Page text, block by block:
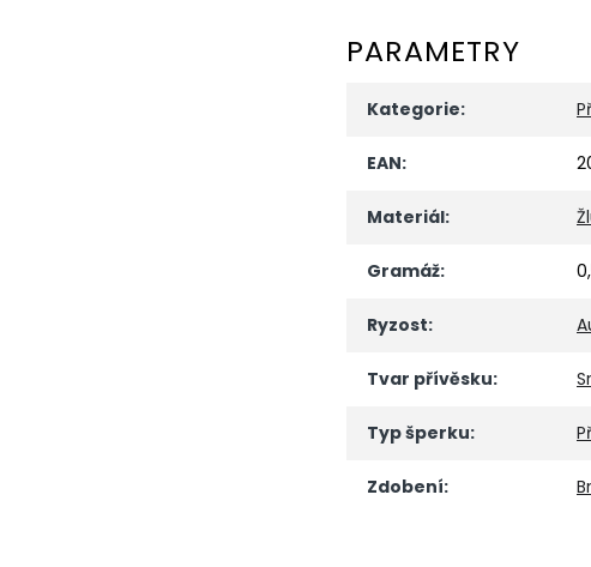
PARAMETRY
Kategorie:
EAN:
Materiál:
Gramáž:
Ryzost:
Tvar přívěsku:
Typ šperku:
Zdobení: